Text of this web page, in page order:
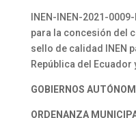
INEN-INEN-2021-
para la concesión del
sello de calidad INEN
República del Ecuador
GOBIERNOS
ORDENANZA